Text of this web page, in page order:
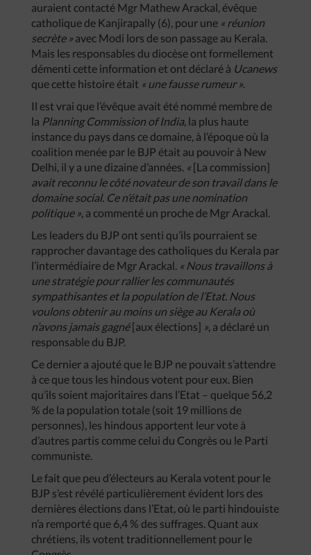
auraient contacté Mgr Mathew Arackal, évêque
catholique de Kanjirapally (6), pour une « réunion
secrète » avec Modi lors de son passage au Kerala.
Mais les responsables du diocèse ont formellement
démenti cette information et ont déclaré à Ucanews
que cette histoire était « une fausse rumeur ».
Il est vrai que l’évêque avait été nommé membre de
la Planning Commission of India, la plus haute
instance du pays dans ce domaine, à l’époque où la
coalition menée par le BJP était au pouvoir à New
Delhi, il y a une dizaine d’années. «[La commission]
avait reconnu le côté novateur de son travail dans le
domaine social. Ce n’était pas une nomination
politique », a commenté un proche de Mgr Arackal.
Les leaders du BJP ont senti qu’ils pourraient se
rapprocher davantage des catholiques du Kerala par
l’intermédiaire de Mgr Arackal. « Nous travaillons à
une stratégie pour rallier les communautés
sympathisantes et la population de l’Etat. Nous
voulons obtenir au moins un siège au Kerala où
n’avons jamais gagné[aux élections] », a déclaré un
responsable du BJP.
Ce dernier a ajouté que le BJP ne pouvait s’attendre
à ce que tous les hindous votent pour eux. Bien
qu’ils soient majoritaires dans l’Etat – quelque 56,2
% de la population totale (soit 19 millions de
personnes), les hindous apportent leur vote à
d’autres partis comme celui du Congrès ou le Parti
communiste.
Le fait que peu d’électeurs au Kerala votent pour le
BJP s’est révélé particulièrement évident lors des
dernières élections dans l’Etat, où le parti hindouiste
n’a remporté que 6,4 % des suffrages. Quant aux
chrétiens, ils votent traditionnellement pour le